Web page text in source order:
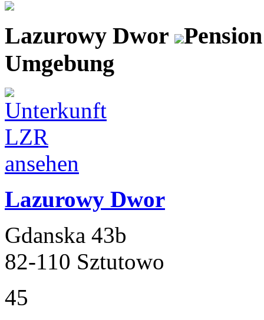
Lazurowy Dwor
Umgebung
Lazurowy Dwor
Gdanska 43b
82-110 Sztutowo
45